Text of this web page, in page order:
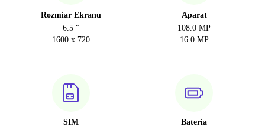
Rozmiar Ekranu
6.5 "
1600 x 720
Aparat
108.0 MP
16.0 MP
SIM
Bateria